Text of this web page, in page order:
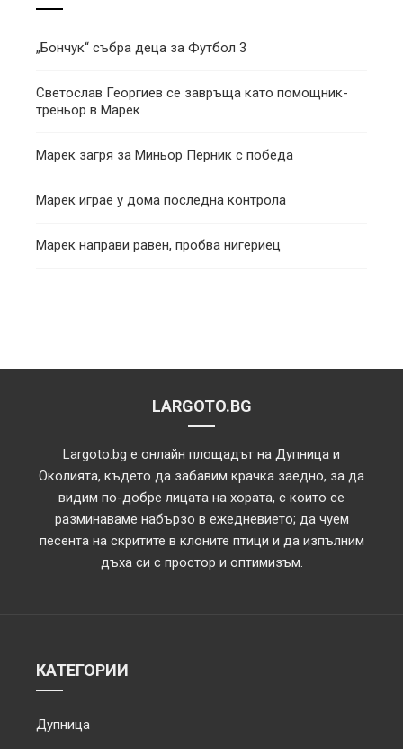
„Бончук“ събра деца за Футбол 3
Светослав Георгиев се завръща като помощник-
треньор в Марек
Марек загря за Миньор Перник с победа
Марек играе у дома последна контрола
Марек направи равен, пробва нигериец
LARGOTO.BG
Largoto.bg е онлайн площадът на Дупница и
Околията, където да забавим крачка заедно, за да
видим по-добре лицата на хората, с които се
разминаваме набързо в ежедневието; да чуем
песента на скритите в клоните птици и да изпълним
дъха си с простор и оптимизъм.
КАТЕГОРИИ
Дупница